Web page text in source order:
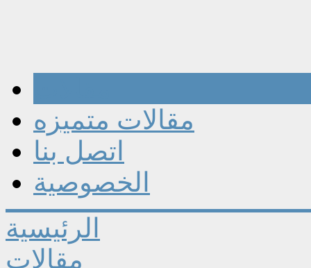
مقالات متميزه
اتصل بنا
الخصوصية
الرئيسية
مقالات